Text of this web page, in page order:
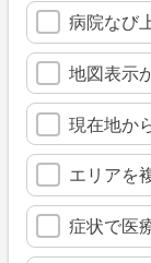
病院なび
地図表示
現在地か
エリアを
症状で医